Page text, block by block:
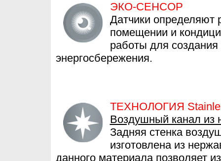
ЭКО-СЕНСОР
Датчики
помещении и
работы для
энергосбережения.
ТЕХНОЛОГИЯ
Воздушный канал из
Задняя стенка
изготовлена из
данного материала позволяет